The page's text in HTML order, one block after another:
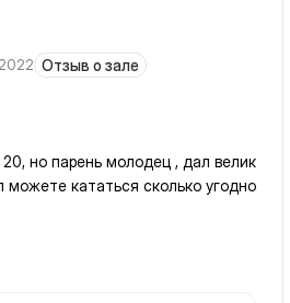
Отзыв о зале
но парень молодец , дал велик
можете кататься сколько угодно